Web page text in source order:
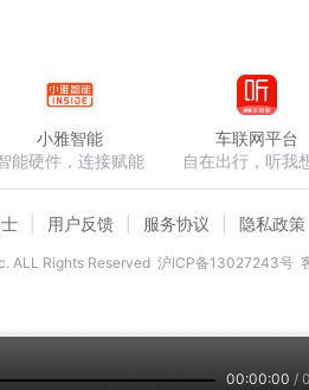
00:00:00 /
小雅智能
能硬件，连接赋能
车联网平台
自在出行，听我
用户反馈 服务协议 隐私政策
ALL Rights Reserved 沪ICP备13027243号